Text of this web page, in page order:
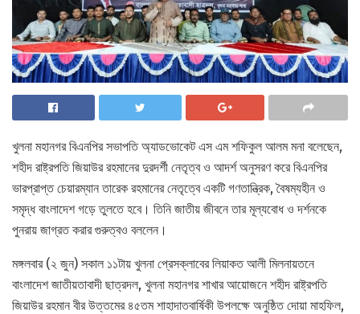
খুলনা মহানগর বিএনপির সভাপতি অ্যাডভোকেট এস এম শফিকুল আলম মনা বলেছেন,
শহীদ রাষ্ট্রপতি জিয়াউর রহমানের দুরদর্শী নেতৃত্ব ও আদর্শ অনুসরণ করে বিএনপির
ভারপ্রাপ্ত চেয়ারম্যান তারেক রহমানের নেতৃত্বে একটি গণতান্ত্রিক, বৈষম্যহীন ও
সমৃদ্ধ বাংলাদেশ গড়ে তুলতে হবে। তিনি জাতীয় জীবনে তার মূল্যবোধ ও দর্শনকে
পুনরায় জাগ্রত করার গুরুত্বও বললেন।
মঙ্গলবার (২ জুন) সকাল ১১টায় খুলনা প্রেসক্লাবের লিয়াকত আলী মিলনায়তনে
বাংলাদেশ জাতীয়তাবাদী ছাত্রদল, খুলনা মহানগর শাখার আয়োজনে শহীদ রাষ্ট্রপতি
জিয়াউর রহমান বীর উত্তমের ৪৫তম শাহাদাতবার্ষিকী উপলক্ষে অনুষ্ঠিত দোয়া মাহফিল,